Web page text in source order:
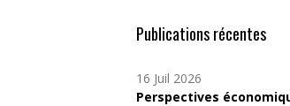
Publications récentes
16 Juil 2026
Perspectives